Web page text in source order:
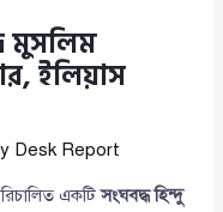
মুসলিম
ইলিয়াস
Desk Report
একটিসংঘবদ্ধ হিন্দু